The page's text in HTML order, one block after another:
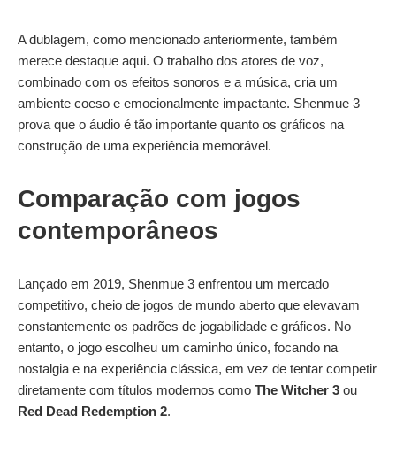
A dublagem, como mencionado anteriormente, também
merece destaque aqui. O trabalho dos atores de voz,
combinado com os efeitos sonoros e a música, cria um
ambiente coeso e emocionalmente impactante. Shenmue 3
prova que o áudio é tão importante quanto os gráficos na
construção de uma experiência memorável.
Comparação com jogos
contemporâneos
Lançado em 2019, Shenmue 3 enfrentou um mercado
competitivo, cheio de jogos de mundo aberto que elevavam
constantemente os padrões de jogabilidade e gráficos. No
entanto, o jogo escolheu um caminho único, focando na
nostalgia e na experiência clássica, em vez de tentar competir
diretamente com títulos modernos como The Witcher 3 ou
Red Dead Redemption 2.